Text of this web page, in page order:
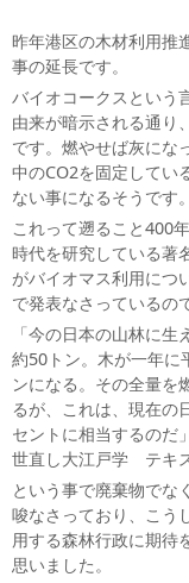
昨年港区の木材利用推
事の延長です。
バイオコークスという
由来が暗示される通り
です。燃やせば灰にな
中のCO2を固定してい
ない事になるそうです。
これって遡ること400
時代を研究している著
がバイオマス利用につ
で発表なさっているの
「今の日本の山林に
約50トン。木が一年に
ンになる。その全量を
るが、これは、現在の
セントに相当するの
世直し大江戸学 テキ
という事で廃棄物でな
唆なさっており、こう
用する森林行政に期待
思いました。